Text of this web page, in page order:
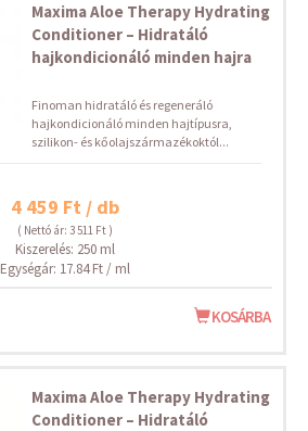
Maxima Aloe Therapy Hydrating
Conditioner – Hidratáló
hajkondicionáló minden hajra
Finoman hidratáló és regeneráló
hajkondicionáló minden hajtípusra,
szilikon- és kőolajszármazékoktól...
4 459 Ft / db
( Nettó ár: 3 511 Ft )
Kiszerelés: 250 ml
Egységár: 17.84 Ft / ml
KOSÁRBA
Maxima Aloe Therapy Hydrating
Conditioner – Hidratáló